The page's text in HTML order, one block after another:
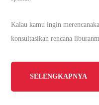
Kalau kamu ingin
konsultasikan rencana
SELENGKAPNYA